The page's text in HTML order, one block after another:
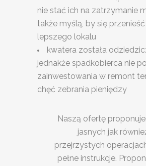
nie stać ich na zatrzymanie
także myślą, by się
lepszego lokalu
kwatera została
jednakże spadkobierca nie
zainwestowania w remont
chęć zebrania pieniędzy
Naszą ofertę
jasnych jak
przejrzystych
pełne instrukcje.